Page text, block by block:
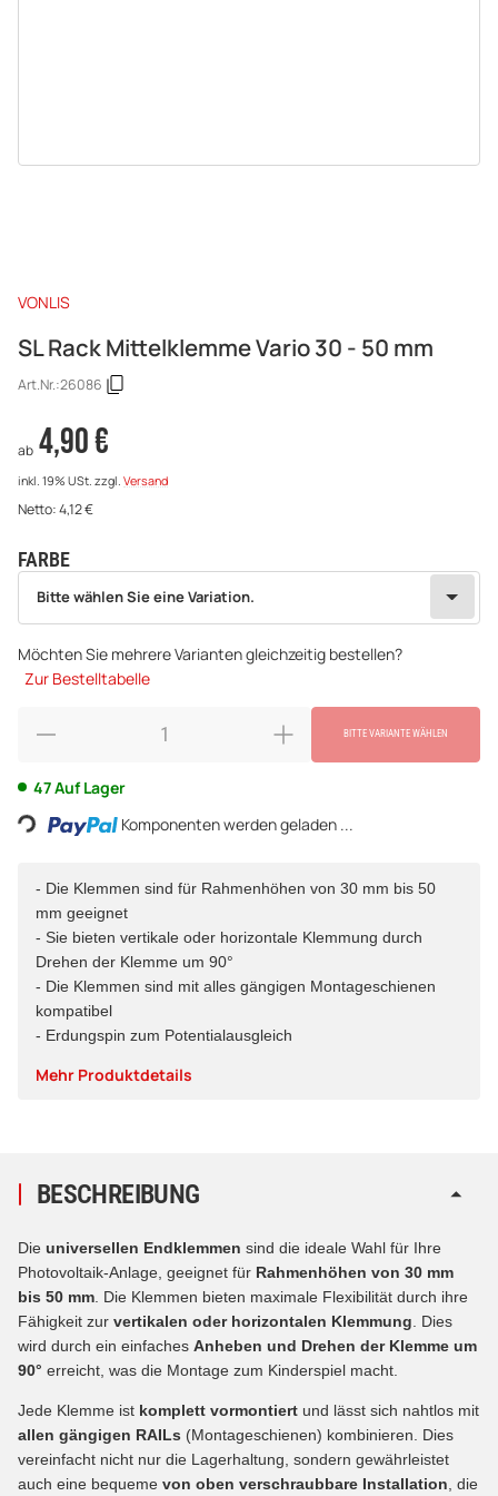
VONLIS
SL Rack Mittelklemme Vario 30 - 50 mm
Art.Nr.:26086
ab 4,90 €
inkl. 19% USt. zzgl. Versand
Netto:4,12€
FARBE
wählen
Bitte wählen Sie eine Variation.
Möchten Sie mehrere Varianten gleichzeitig bestellen?
Zur Bestelltabelle
BITTE VARIANTE WÄHLEN
47 Auf Lager
Komponenten werden geladen ...
- Die Klemmen sind für Rahmenhöhen von 30 mm bis 50
mm geeignet
- Sie bieten vertikale oder horizontale Klemmung durch
Drehen der Klemme um 90°
- Die Klemmen sind mit alles gängigen Montageschienen
kompatibel
- Erdungspin zum Potentialausgleich
Mehr Produktdetails
BESCHREIBUNG
Die universellen Endklemmen sind die ideale Wahl für Ihre
Photovoltaik-Anlage, geeignet für Rahmenhöhen von 30 mm
bis 50 mm . Die Klemmen bieten maximale Flexibilität durch ihre
Fähigkeit zur vertikalen oder horizontalen Klemmung . Dies
wird durch ein einfaches Anheben und Drehen der Klemme um
90° erreicht, was die Montage zum Kinderspiel macht.
Jede Klemme ist komplett vormontiert und lässt sich nahtlos mit
allen gängigen RAILs (Montageschienen) kombinieren. Dies
vereinfacht nicht nur die Lagerhaltung, sondern gewährleistet
auch eine bequeme von oben verschraubbare Installation , die